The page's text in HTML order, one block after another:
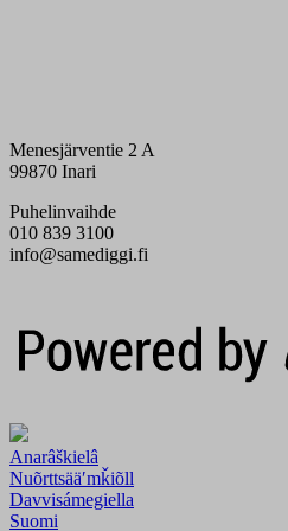
Menesjärventie 2 A
99870 Inari
Puhelinvaihde
010 839 3100
info@samediggi.fi
Anarâškielâ
Nuõrttsääʹmǩiõll
Davvisámegiella
Suomi